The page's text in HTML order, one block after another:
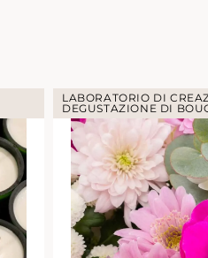
LABORATORIO DI
DEGUSTAZIONE DI